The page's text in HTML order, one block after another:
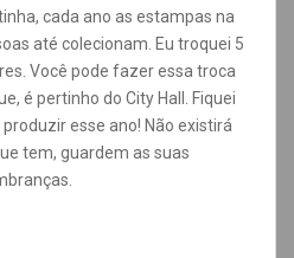
cada ano as estampas na
até colecionam. Eu troquei 5
Você pode fazer essa troca
é pertinho do City Hall. Fiquei
esse ano! Não existirá
tem, guardem as suas